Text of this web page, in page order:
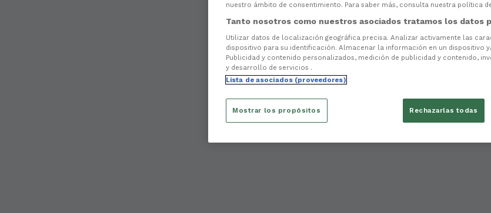
nuestro ámbito de consentimiento. Para saber más, consulta nuestra política
Tanto nosotros como nuestros asociados tratamos los datos
Utilizar datos de localización geográfica precisa. Analizar activamente las
dispositivo para su identificación. Almacenar la información en un dispositivo
Publicidad y contenido personalizados, medición de publicidad y contenido,
y desarrollo de servicios .
Lista de asociados (proveedores)
Rechazarlas todas
Mostrar los propósitos